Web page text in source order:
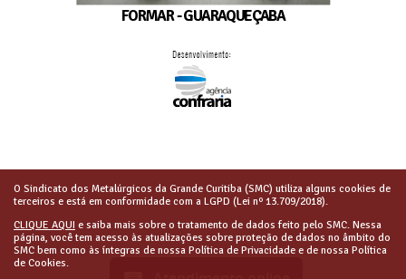
FORMAR - GUARAQUEÇABA
O Sindicato dos Metalúrgicos da Grande Curitiba (SMC) utiliza alguns cookies de
terceiros e está em conformidade com a LGPD (Lei nº 13.709/2018).
CLIQUE AQUI e saiba mais sobre o tratamento de dados feito pelo SMC. Nessa
página, você tem acesso às atualizações sobre proteção de dados no âmbito do
SMC bem como às íntegras de nossa Política de Privacidade e de nossa Política
de Cookies.